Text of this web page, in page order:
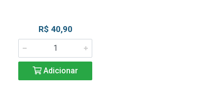
R$ 40,90
Adicionar